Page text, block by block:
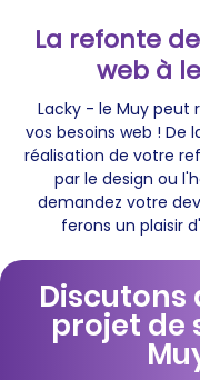
La refonte
web à
Lacky - le Muy peut
vos besoins web ! De
réalisation de votre
par le design ou
demandez votre
ferons un plaisir
Discutons
projet de